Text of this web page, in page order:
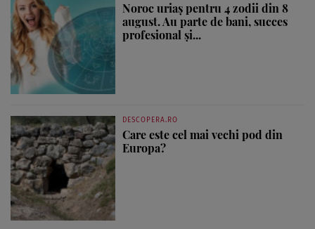
Noroc uriaș pentru 4 zodii din 8
august. Au parte de bani, succes
profesional și...
DESCOPERA.RO
Care este cel mai vechi pod din
Europa?